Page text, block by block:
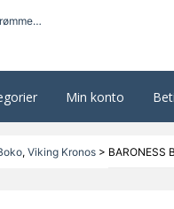
Min konto
, Viking Kronos> BARONESS